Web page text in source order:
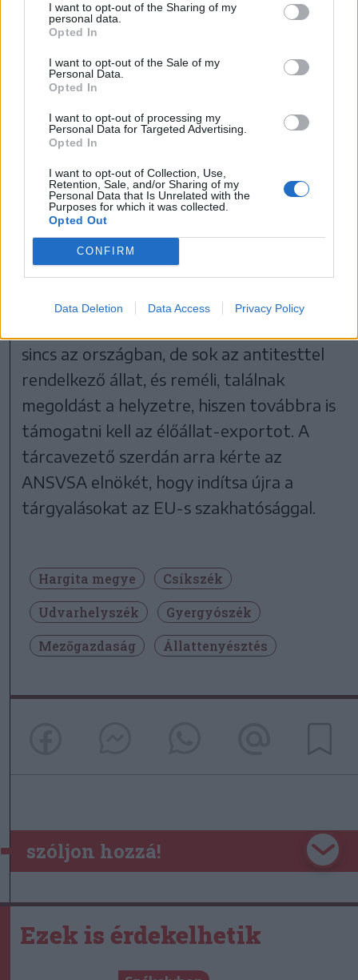
I want to opt-out of the Sharing of my
personal data.
Opted In
I want to opt-out of the Sale of my
Personal Data.
Opted In
I want to opt-out of processing my
Personal Data for Targeted Advertising.
Opted In
I want to opt-out of Collection, Use,
Retention, Sale, and/or Sharing of my
Personal Data that Is Unrelated with the
Purposes for which it was collected.
Opted Out
CONFIRM
Data Deletion Data Access Privacy Policy
rendelkező állatok vannak. Ez azt
a kiskérődzők pestise
országos szinten átvonult
Ez egy Európa-szerte is példátlan
helyzet” – idézte a tárcavezetőt az
Agerpreshírügynökség.
Tánczos Barna azt is elmondta, hogy
sincs az országban, de sok az antitesttel
rendelkező állat, és reméli, találnak
megoldást a helyzetre, hiszen továbbra is
támogatni kell az élőállat-exportot. A
tárcavezető szerdán arra kérte az
ANSVSA elnökét, hogy indítsa újra a
tárgyalásokat az EU-s szakhatósággal.
Hargita megye
Csíkszék
Udvarhelyszék
Gyergyószék
Mezőgazdaság
Állattenyésztés
szóljon hozzá!
Ezek is érdekelhetik